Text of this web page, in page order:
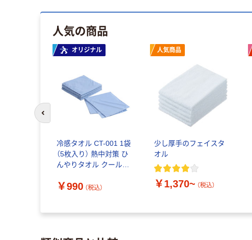
人気の商品
オリジナル
冷感タオル CT-001 1袋
（5枚入り） 熱中対策 ひ
んやりタオル クールタ
リーテイルリンク オリ
￥990 （税込）
人気商品
少し厚手のフェイスタ
オル
￥1,370~ （税込）
前のスライドへ